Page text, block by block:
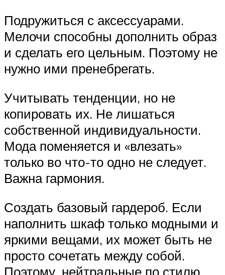
Подружиться с аксессуарами.
Мелочи способны дополнить образ
и сделать его цельным. Поэтому не
нужно ими пренебрегать.
Учитывать тенденции, но не
копировать их. Не лишаться
собственной индивидуальности.
Мода поменяется и «влезать»
только во что-то одно не следует.
Важна гармония.
Создать базовый гардероб. Если
наполнить шкаф только модными и
яркими вещами, их может быть не
просто сочетать между собой.
Поэтому, нейтральные по стилю,